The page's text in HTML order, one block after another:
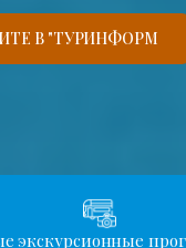
В "ТУРИНФОРМ
экскурсионные